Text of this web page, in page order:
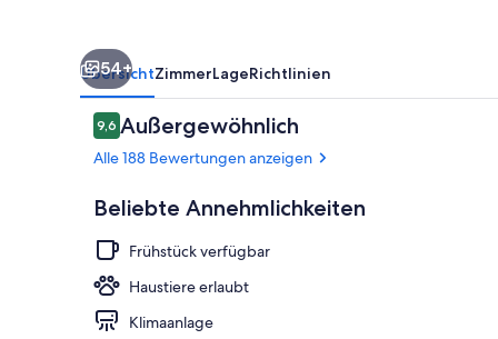
54+
ÜbersichtZimmerLageRichtlinien
Bewertungen
9,69,6 von 10.
Außergewöhnlich
Alle 188 Bewertungen anzeigen
Beliebte Annehmlichkeiten
Frühstück verfügbar
Haustiere erlaubt
Klimaanlage